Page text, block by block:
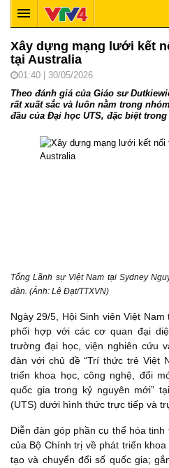
Xây dựng mạng lưới kết
tại Australia
01:40 | 30/05/2026
Theo đánh giá của Giáo sư
rất xuất sắc và luôn nằm trong
đầu của Đại học UTS, đặc biệt
Tổng Lãnh sự Việt Nam tại Sydney
đàn. (Ảnh: Lê Đạt/TTXVN)
Ngày 29/5, Hội Sinh viên Việt Nam
phối hợp với các cơ quan đại
trường đại học, viện nghiên cứu
đàn với chủ đề “Trí thức trẻ Việt
triển khoa học, công nghệ, đổi
quốc gia trong kỷ nguyên mới”
(UTS) dưới hình thức trực tiếp và
Diễn đàn góp phần cụ thể hóa
của Bộ Chính trị về phát triển
tạo và chuyển đổi số quốc gia;